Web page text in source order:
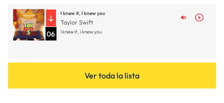
06
I knew it, I knew you
Taylor Swift
I knew it, i knew you
Ver toda la lista